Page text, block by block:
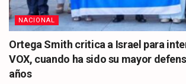
NACIONAL
Ortega Smith critica a Israel para
VOX, cuando ha sido su mayor
años